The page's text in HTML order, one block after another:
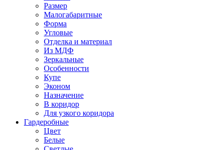
Размер
Малогабаритные
Форма
Угловые
Отделка и материал
Из МДФ
Зеркальные
Особенности
Купе
Эконом
Назначение
В коридор
Для узкого коридора
Гардеробные
Цвет
Белые